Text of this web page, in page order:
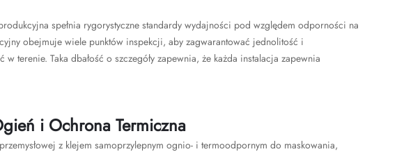
spełnia rygorystyczne standardy wydajności pod względem odporności na
obejmuje wiele punktów inspekcji, aby zagwarantować jednolitość i
terenie. Taka dbałość o szczegóły zapewnia, że każda instalacja zapewnia
i Ochrona Termiczna
z klejem samoprzylepnym ognio- i termoodpornym do maskowania,